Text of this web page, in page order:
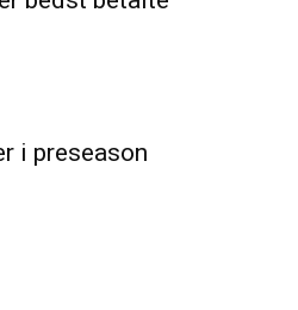
i preseason